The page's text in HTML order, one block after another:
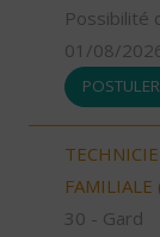
Possibilité
01/08/
POSTULER
FAMILIALE
30 - Gard